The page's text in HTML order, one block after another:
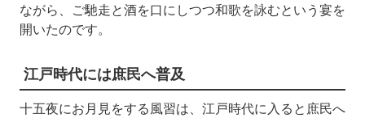
ながら、ご馳走と酒を口にしつつ和歌を詠むという宴を
開いたのです。
江戸時代には庶民へ普及
十五夜にお月見をする風習は、江戸時代に入ると庶民へ